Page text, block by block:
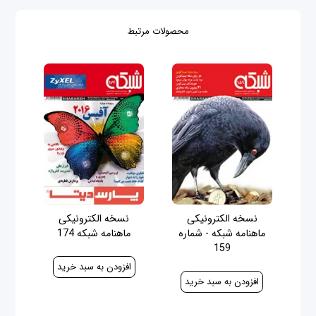
محصولات مرتبط
نسخه الکترونیکی
ماهنامه شبکه - شماره
159
نسخه الکترونیکی
ماهنامه شبکه 174